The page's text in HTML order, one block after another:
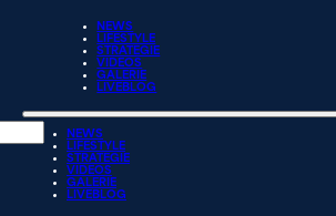
NEWS
LIFESTYLE
STRATEGIE
VIDEOS
GALERIE
LIVEBLOG
NEWS
LIFESTYLE
STRATEGIE
VIDEOS
GALERIE
LIVEBLOG